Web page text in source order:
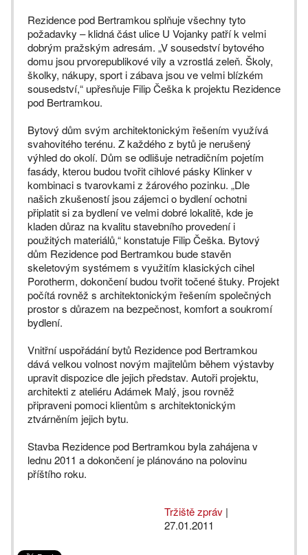
Rezidence pod Bertramkou splňuje všechny tyto
požadavky – klidná část ulice U Vojanky patří k velmi
dobrým pražským adresám. „V sousedství bytového
domu jsou prvorepublikové vily a vzrostlá zeleň. Školy,
školky, nákupy, sport i zábava jsou ve velmi blízkém
sousedství,“ upřesňuje Filip Češka k projektu Rezidence
pod Bertramkou.
Bytový dům svým architektonickým řešením využívá
svahovitého terénu. Z každého z bytů je nerušený
výhled do okolí. Dům se odlišuje netradičním pojetím
fasády, kterou budou tvořit cihlové pásky Klinker v
kombinaci s tvarovkami z žárového pozinku. „Dle
našich zkušeností jsou zájemci o bydlení ochotni
připlatit si za bydlení ve velmi dobré lokalitě, kde je
kladen důraz na kvalitu stavebního provedení i
použitých materiálů,“ konstatuje Filip Češka. Bytový
dům Rezidence pod Bertramkou bude stavěn
skeletovým systémem s využitím klasických cihel
Porotherm, dokončení budou tvořit točené štuky. Projekt
počítá rovněž s architektonickým řešením společných
prostor s důrazem na bezpečnost, komfort a soukromí
bydlení.
Vnitřní uspořádání bytů Rezidence pod Bertramkou
dává velkou volnost novým majitelům během výstavby
upravit dispozice dle jejich představ. Autoři projektu,
architekti z ateliéru Adámek Malý, jsou rovněž
připraveni pomoci klientům s architektonickým
ztvárněním jejich bytu.
Stavba Rezidence pod Bertramkou byla zahájena v
lednu 2011 a dokončení je plánováno na polovinu
příštího roku.
Tržiště zpráv |
27.01.2011